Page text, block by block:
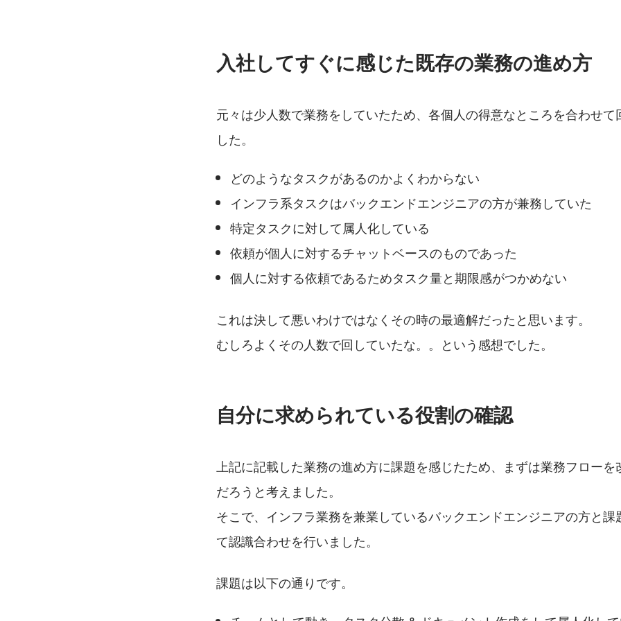
入社してすぐに感じた既存の業務の進め方
元々は少人数で業務をしていたため、各個人の得意なところを合わせて
した。
どのようなタスクがあるのかよくわからない
インフラ系タスクはバックエンドエンジニアの方が兼務していた
特定タスクに対して属人化している
依頼が個人に対するチャットベースのものであった
個人に対する依頼であるためタスク量と期限感がつかめない
これは決して悪いわけではなくその時の最適解だったと思います。
むしろよくその人数で回していたな。。という感想でした。
自分に求められている役割の確認
上記に記載した業務の進め方に課題を感じたため、まずは業務フロー
だろうと考えました。
そこで、インフラ業務を兼業しているバックエンドエンジニアの方と課
て認識合わせを行いました。
課題は以下の通りです。